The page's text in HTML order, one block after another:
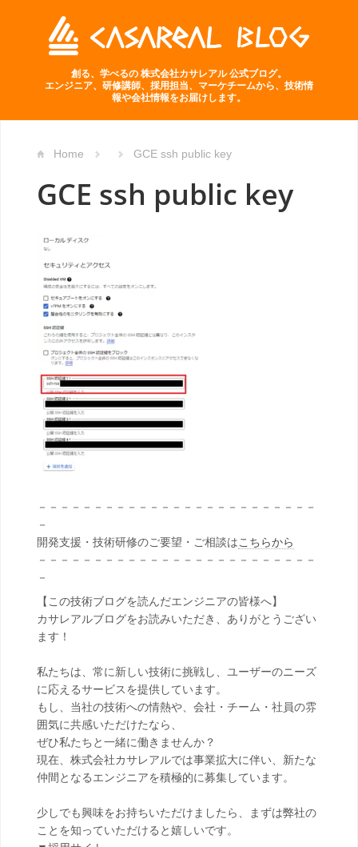
創る、学べるの 株式会社カサレアル 公式ブログ。
エンジニア、研修講師、採用担当、マーケチームから、技術情
報や会社情報をお届けします。
Home GCE ssh public key
GCE ssh public key
－－－－－－－－－－－－－－－－－－－－－－－－－
－
開発支援・技術研修のご要望・ご相談はこちらから
－－－－－－－－－－－－－－－－－－－－－－－－－
－
【この技術ブログを読んだエンジニアの皆様へ】
カサレアルブログをお読みいただき、ありがとうござい
ます！
私たちは、常に新しい技術に挑戦し、ユーザーのニーズ
に応えるサービスを提供しています。
もし、当社の技術への情熱や、会社・チーム・社員の雰
囲気に共感いただけたなら、
ぜひ私たちと一緒に働きませんか？
現在、株式会社カサレアルでは事業拡大に伴い、新たな
仲間となるエンジニアを積極的に募集しています。
少しでも興味をお持ちいただけましたら、まずは弊社の
ことを知っていただけると嬉しいです。